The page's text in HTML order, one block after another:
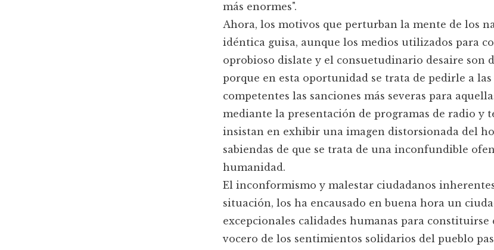
más enormes".
Ahora, los motivos que perturban la mente de los
idéntica guisa, aunque los medios utilizados para
oprobioso dislate y el consuetudinario desaire son
porque en esta oportunidad se trata de pedirle a
competentes las sanciones más severas para
mediante la presentación de programas de radio y
insistan en exhibir una imagen distorsionada del
sabiendas de que se trata de una inconfundible
humanidad.
El inconformismo y malestar ciudadanos
situación, los ha encausado en buena hora un
excepcionales calidades humanas para
vocero de los sentimientos solidarios del pueblo